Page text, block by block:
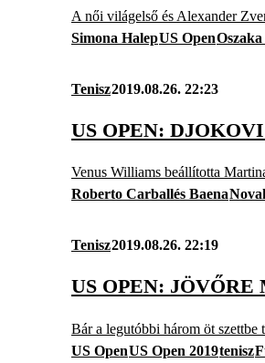
A női világelső és Alexander
Simona HalepUS Open
Tenisz2019.08.26. 22:23
US OPEN:
Venus Williams beállította
Roberto Carballés Baena
Tenisz2019.08.26. 22:19
US OPEN: JÖVŐRE
Bár a legutóbbi három öt szettbe
US OpenUS Open 2019tenisz